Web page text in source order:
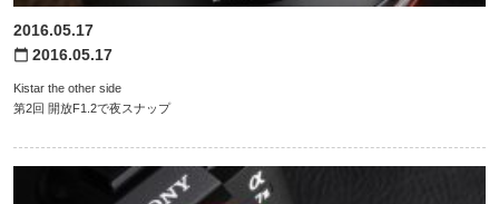
2016.05.17
Kistar the other side
第2回 開放F1.2で夜スナップ
calendar_today 2016.05.17